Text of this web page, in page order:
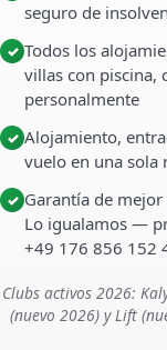
seguro de
✓ Todos los
villas con piscina,
personalmente
✓ Alojamiento,
vuelo en una
✓ Garantía de
Lo igualamos —
+49 176 856 152
Clubs activos 2026:
(nuevo 2026) y Lift